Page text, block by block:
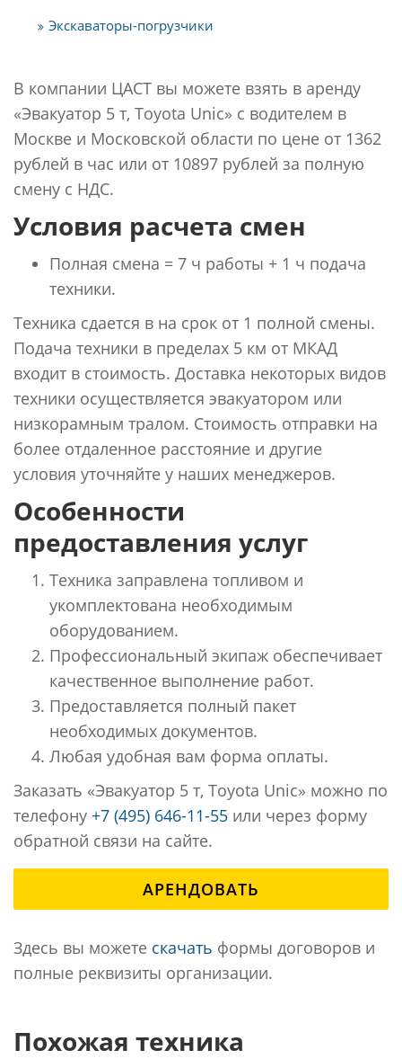
Экскаваторы-погрузчики
В компании ЦАСТ вы можете взять в аренду
«Эвакуатор 5 т, Toyota Unic» с водителем в
Москве и Московской области по цене от 1362
рублей в час или от 10897 рублей за полную
смену с НДС.
Условия расчета смен
Полная смена = 7 ч работы + 1 ч подача
техники.
Техника сдается в на срок от 1 полной смены.
Подача техники в пределах 5 км от МКАД
входит в стоимость. Доставка некоторых видов
техники осуществляется эвакуатором или
низкорамным тралом. Стоимость отправки на
более отдаленное расстояние и другие
условия уточняйте у наших менеджеров.
Особенности
предоставления услуг
Техника заправлена топливом и
укомплектована необходимым
оборудованием.
Профессиональный экипаж обеспечивает
качественное выполнение работ.
Предоставляется полный пакет
необходимых документов.
Любая удобная вам форма оплаты.
Заказать «Эвакуатор 5 т, Toyota Unic» можно по
телефону +7 (495) 646-11-55 или через форму
обратной связи на сайте.
АРЕНДОВАТЬ
Здесь вы можете скачать формы договоров и
полные реквизиты организации.
Похожая техника